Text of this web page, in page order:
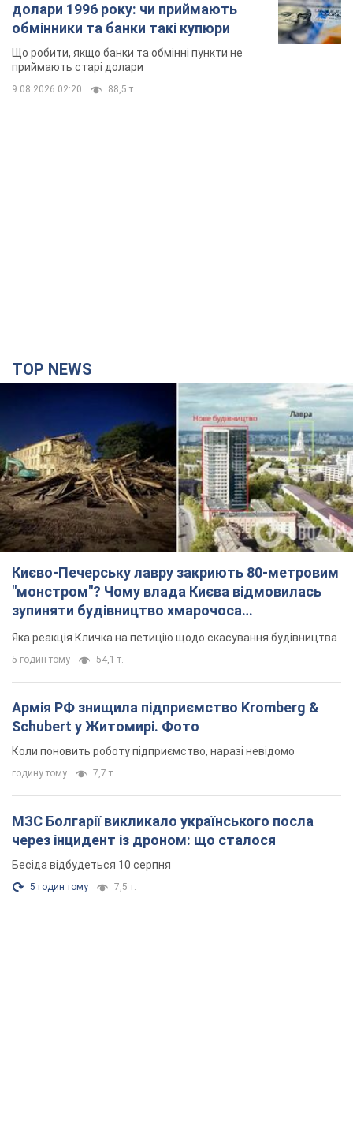
долари 1996 року: чи приймають
обмінники та банки такі купюри
Що робити, якщо банки та обмінні пункти не
приймають старі долари
9.08.2026 02:20 88,5 т.
TOP NEWS
Києво-Печерську лавру закриють 80-метровим
"монстром"? Чому влада Києва відмовилась
зупиняти будівництво хмарочоса
"московського вірянина"
Яка реакція Кличка на петицію щодо скасування будівництва
5 годин тому 54,1 т.
Армія РФ знищила підприємство Kromberg &
Schubert у Житомирі. Фото
Коли поновить роботу підприємство, наразі невідомо
годину тому 7,7 т.
МЗС Болгарії викликало українського посла
через інцидент із дроном: що сталося
Бесіда відбудеться 10 серпня
5 годин тому 7,5 т.